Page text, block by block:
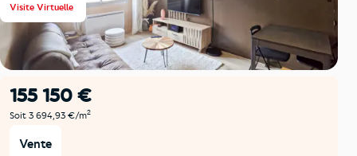
Visite Virtuelle
155 150 €
Soit 3 694,93 €/m2
Vente